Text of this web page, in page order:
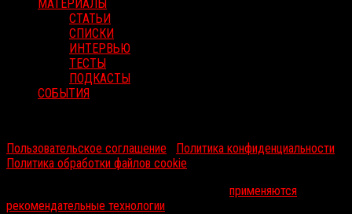
МАТЕРИАЛЫ
СТАТЬИ
СПИСКИ
ИНТЕРВЬЮ
ТЕСТЫ
ПОДКАСТЫ
СОБЫТИЯ
Пользовательское соглашение
Политика конфиденциальности
Политика обработки файлов cookie
применяются
рекомендательные технологии